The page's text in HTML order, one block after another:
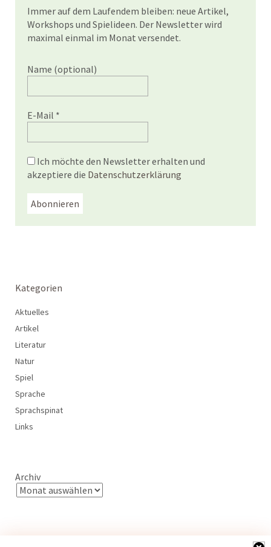
Immer auf dem Laufendem bleiben: neue Artikel,
Workshops und Spielideen. Der Newsletter wird
maximal einmal im Monat versendet.
Name (optional)
E-Mail *
Ich möchte den Newsletter erhalten und
akzeptiere die Datenschutzerklärung
Kategorien
Aktuelles
Artikel
Literatur
Natur
Spiel
Sprache
Sprachspinat
Links
Archiv